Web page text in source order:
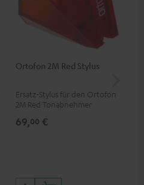
Ortofon 2M Red Stylus
Ersatz-Stylus für den Ortofon
2M Red Tonabnehmer
69,00 €